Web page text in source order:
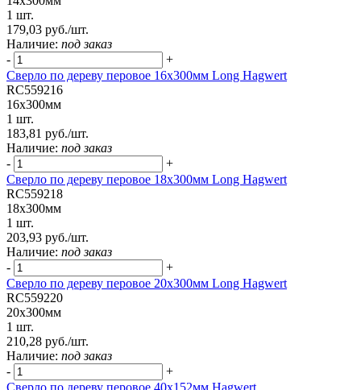
1 шт.
179,03 руб./шт.
Наличие: под заказ
-
+
Сверло по дереву перовое 16х300мм Long Hagwert
RC559216
16х300мм
1 шт.
183,81 руб./шт.
Наличие: под заказ
-
+
Сверло по дереву перовое 18х300мм Long Hagwert
RC559218
18х300мм
1 шт.
203,93 руб./шт.
Наличие: под заказ
-
+
Сверло по дереву перовое 20х300мм Long Hagwert
RC559220
20х300мм
1 шт.
210,28 руб./шт.
Наличие: под заказ
-
+
Сверло по дереву перовое 40х152мм Hagwert